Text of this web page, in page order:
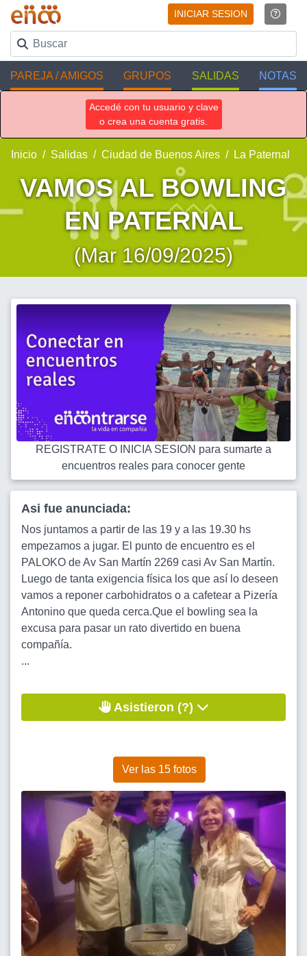
INICIAR SESION
PAREJA / AMIGOS GRUPOS SALIDAS NOTAS
Accedé con tu usuario y clave
o crea una cuenta gratis.
Inicio Salidas Ciudad de Buenos Aires La Paternal
VAMOS AL BOWLING
EN PATERNAL
(Mar 16/09/2025)
REGISTRATE O INICIA SESION para sumarte a
encuentros reales para conocer gente
Asi fue anunciada:
Nos juntamos a partir de las 19 y a las 19.30 hs
empezamos a jugar. El punto de encuentro es el
PALOKO de Av San Martín 2269 casi Av San Martín.
Luego de tanta exigencia física los que así lo deseen
vamos a reponer carbohidratos o a cafetear a Pizería
Antonino que queda cerca.Que el bowling sea la
excusa para pasar un rato divertido en buena
compañía.
...
Asistieron (?)
Ver las 15 fotos